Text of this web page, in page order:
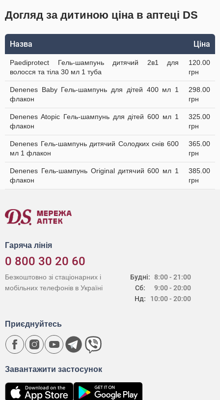
Догляд за дитиною ціна в аптеці DS
Назва Ціна
Paediprotect Гель-шампунь дитячий 2в1 для
волосся та тіла 30 мл 1 туба
120.00
грн
Denenes Baby Гель-шампунь для дітей 400 мл 1
флакон
298.00
грн
Denenes Atopic Гель-шампунь для дітей 600 мл 1
флакон
325.00
грн
Denenes Гель-шампунь дитячий Солодких снів 600
мл 1 флакон
365.00
грн
Denenes Гель-шампунь Original дитячий 600 мл 1
флакон
385.00
грн
Гаряча лінія
0 800 30 20 60
Будні:
Сб:
Нд:
8:00 - 21:00
9:00 - 20:00
10:00 - 20:00
Безкоштовно зі стаціонарних і
мобільних телефонів в Україні
Завантажити застосунок
Приєднуйтесь